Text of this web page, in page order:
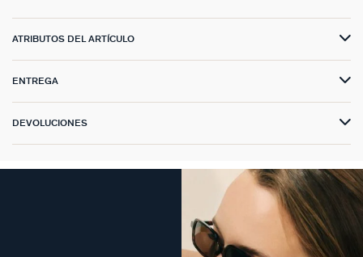
ATRIBUTOS DEL ARTÍCULO
ENTREGA
DEVOLUCIONES